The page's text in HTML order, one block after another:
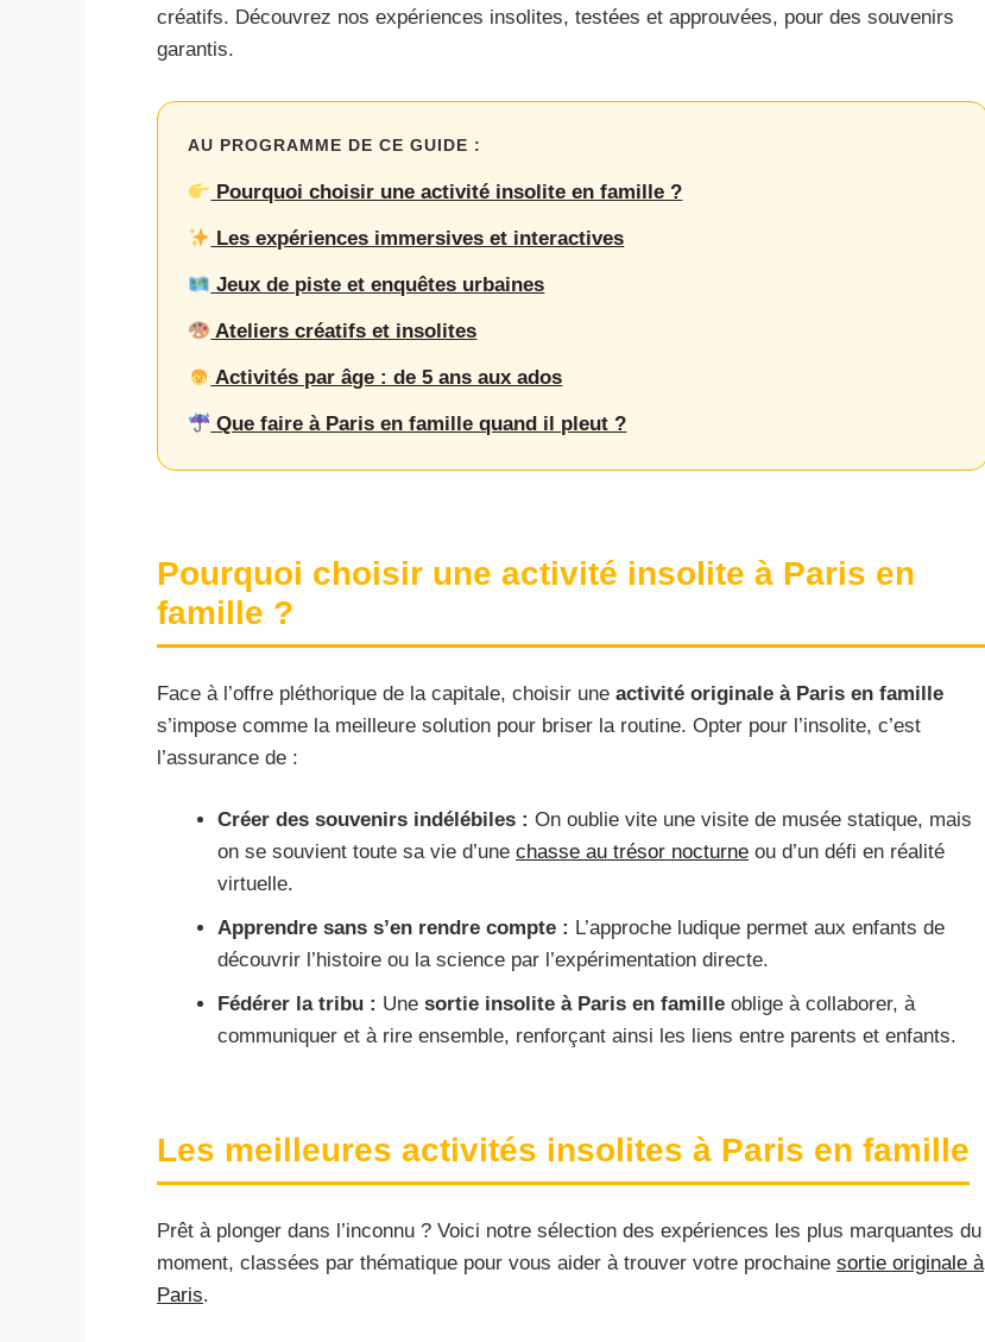
créatifs. Découvrez nos expériences insolites, testées et approuvées, pour des souvenirs
garantis.
AU PROGRAMME DE CE GUIDE :
Pourquoi choisir une activité insolite en famille ?
Les expériences immersives et interactives
Jeux de piste et enquêtes urbaines
Ateliers créatifs et insolites
Activités par âge : de 5 ans aux ados
Que faire à Paris en famille quand il pleut ?
Pourquoi choisir une activité insolite à Paris en
famille ?
Face à l’offre pléthorique de la capitale, choisir une activité originale à Paris en famille
s’impose comme la meilleure solution pour briser la routine. Opter pour l’insolite, c’est
l’assurance de :
Créer des souvenirs indélébiles : On oublie vite une visite de musée statique, mais
on se souvient toute sa vie d’une chasse au trésor nocturne ou d’un défi en réalité
virtuelle.
Apprendre sans s’en rendre compte : L’approche ludique permet aux enfants de
découvrir l’histoire ou la science par l’expérimentation directe.
Fédérer la tribu : Une sortie insolite à Paris en famille oblige à collaborer, à
communiquer et à rire ensemble, renforçant ainsi les liens entre parents et enfants.
Les meilleures activités insolites à Paris en famille
Prêt à plonger dans l’inconnu ? Voici notre sélection des expériences les plus marquantes du
moment, classées par thématique pour vous aider à trouver votre prochaine sortie originale à
Paris.